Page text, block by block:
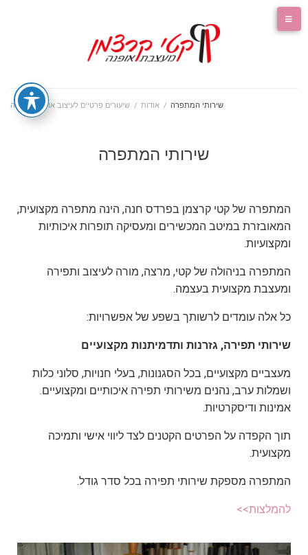
שיעורים פרטיים לעיצוב אופנה ותפירה / אודות / שירותי המתפרה
שירותי המתפרה
המתפרה של קטי קרצמן בפרדס חנה, הינה מתפרה מקצועית,
המאובזרת במיטב המכשירים ומעסיקה תופרות איכותיות
ומקצועיות.
המתפרה בניהולה של קטי, מרצה, מורה לעיצוב ותפירה
ומעצבת מקצועית בעצמה.
כל אלה עומדים לרשותך בשפע של אפשרויות:
שירותי תפירה, גזרנות ותדמיתנות מקצועיים
מעצביים מקצועיים, בכל הסגנונות, בעלי חנויות, סלוני כלות
ושמלות ערב, נהנים משירותי תפירה איכותיים ומקצועיים.
אמינות ודיסקרטיות.
תוך הקפדה על הפרטים הקטנים לצד ליווי אישי ותמיכה
מקצועית.
המתפרה מספקת שירותי תפירה בכל סדר גודל.
להמלצות>>